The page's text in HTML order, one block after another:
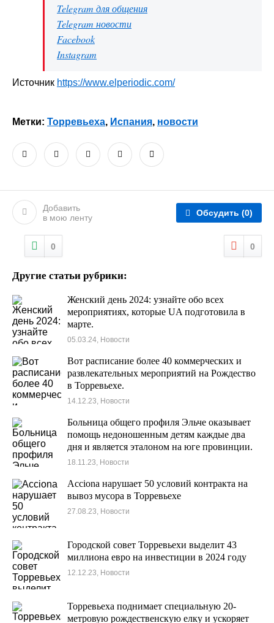
Telegram для общения
Telegram новости
Facebook
Instagram
Источник https://www.elperiodic.com/
Метки: Торревьеха, Испания, новости
Добавить
в мою ленту
Обсудить (0)
0 0
Другие статьи рубрики:
Женский день 2024: узнайте обо всех
мероприятиях, которые UA подготовила в
марте.
05.03.24, Новости
Вот расписание более 40 коммерческих и
развлекательных мероприятий на Рождество
в Торревьехе.
14.12.23, Новости
Больница общего профиля Эльче оказывает
помощь недоношенным детям каждые два
дня и является эталоном на юге провинции.
18.11.23, Новости
Acciona нарушает 50 условий контракта на
вывоз мусора в Торревьехе
27.08.23, Новости
Городской совет Торревьехи выделит 43
миллиона евро на инвестиции в 2024 году
12.12.23, Новости
Торревьеха поднимает специальную 20-
метровую рождественскую елку и ускоряет